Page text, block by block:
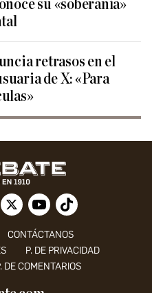
su «soberanía»
retrasos en el
de X: «Para
CONTÁCTANOS
P. DE PRIVACIDAD
DE COMENTARIOS